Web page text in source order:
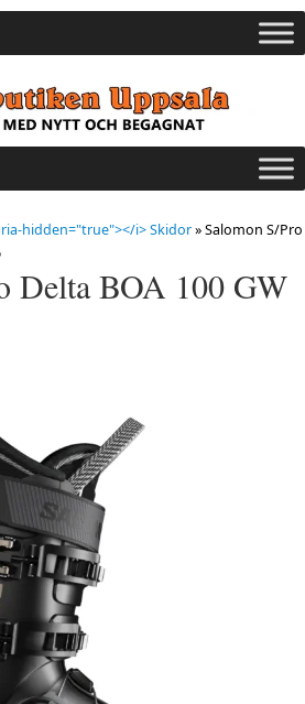
hidden="true"></i> Skidor»Salomon S/Pro
Delta BOA 100 GW